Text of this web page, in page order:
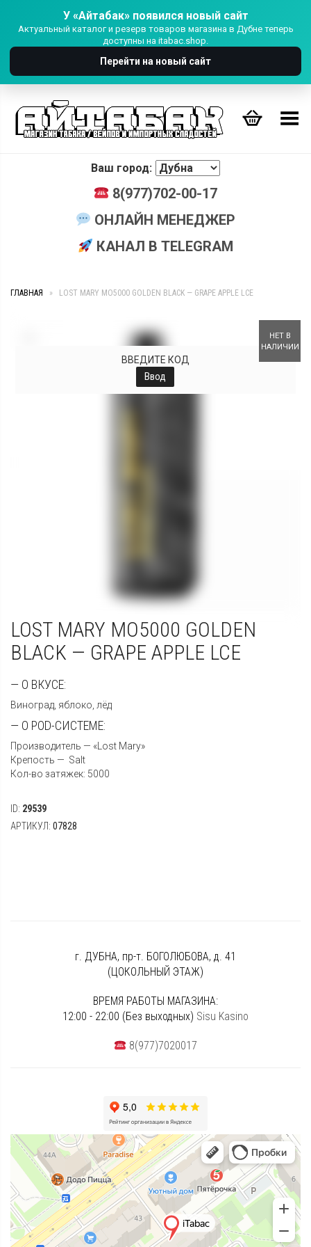
У «Айтабак» появился новый сайт
Актуальный каталог и резерв товаров магазина в Дубне теперь
доступны на itabac.shop.
Перейти на новый сайт
Переключить Меню
Ваш город:
8(977)702-00-17
ОНЛАЙН МЕНЕДЖЕР
КАНАЛ В TELEGRAM
ГЛАВНАЯ » LOST MARY MO5000 GOLDEN BLACK — GRAPE APPLE LCE
НЕТ В
НАЛИЧИИ
ВВЕДИТЕ КОД
Ввод
LOST MARY MO5000 GOLDEN
BLACK — GRAPE APPLE LCE
— О ВКУСЕ:
Виноград, яблоко, лёд
— О POD-СИСТЕМЕ:
Производитель — «Lost Mary»
Крепость — Salt
Кол-во затяжек: 5000
ID: 29539
АРТИКУЛ: 07828
г. ДУБНА, пр-т. БОГОЛЮБОВА, д. 41
(ЦОКОЛЬНЫЙ ЭТАЖ)
ВРЕМЯ РАБОТЫ МАГАЗИНА:
12:00 - 22:00 (Без выходных) Sisu Kasino
8(977)7020017